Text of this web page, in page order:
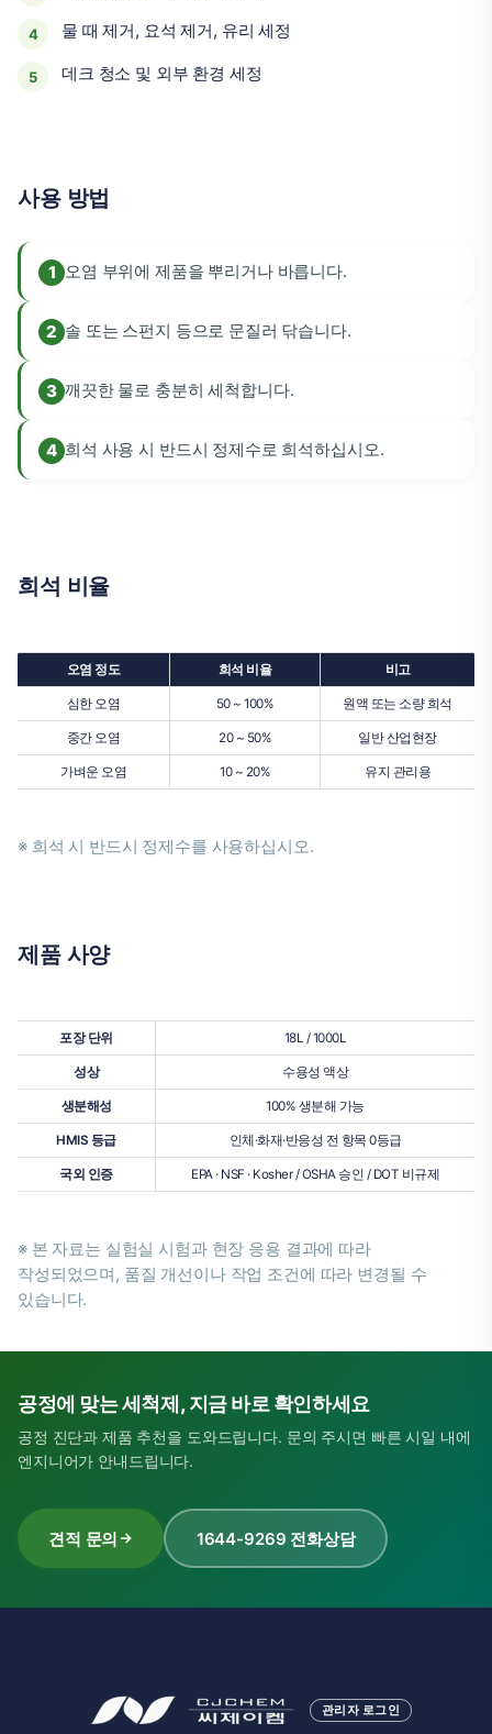
물 때 제거, 요석 제거, 유리 세정
데크 청소 및 외부 환경 세정
사용 방법
오염 부위에 제품을 뿌리거나 바릅니다.
솔 또는 스펀지 등으로 문질러 닦습니다.
깨끗한 물로 충분히 세척합니다.
희석 사용 시 반드시 정제수로 희석하십시오.
희석 비율
오염 정도 희석 비율 비고
심한 오염 50 ~ 100% 원액 또는 소량 희석
중간 오염 20 ~ 50% 일반 산업현장
가벼운 오염 10 ~ 20% 유지 관리용
※ 희석 시 반드시 정제수를 사용하십시오.
제품 사양
포장 단위 18L / 1000L
성상 수용성 액상
생분해성 100% 생분해 가능
HMIS 등급 인체·화재·반응성 전 항목 0등급
국외 인증 EPA · NSF · Kosher / OSHA 승인 / DOT 비규제
※ 본 자료는 실험실 시험과 현장 응용 결과에 따라
작성되었으며, 품질 개선이나 작업 조건에 따라 변경될 수
있습니다.
공정에 맞는 세척제, 지금 바로 확인하세요
공정 진단과 제품 추천을 도와드립니다. 문의 주시면 빠른 시일 내에
엔지니어가 안내드립니다.
견적 문의 1644-9269 전화상담
관리자 로그인